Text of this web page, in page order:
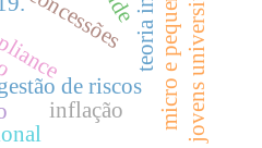
concessões
de riscos jovens universitários
inflação